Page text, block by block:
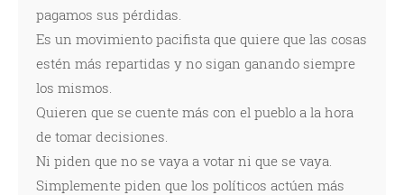
pagamos sus pérdidas.
Es un movimiento pacifista que quiere que las cosas
estén más repartidas y no sigan ganando siempre
los mismos.
Quieren que se cuente más con el pueblo a la hora
de tomar decisiones.
Ni piden que no se vaya a votar ni que se vaya.
Simplemente piden que los políticos actúen más